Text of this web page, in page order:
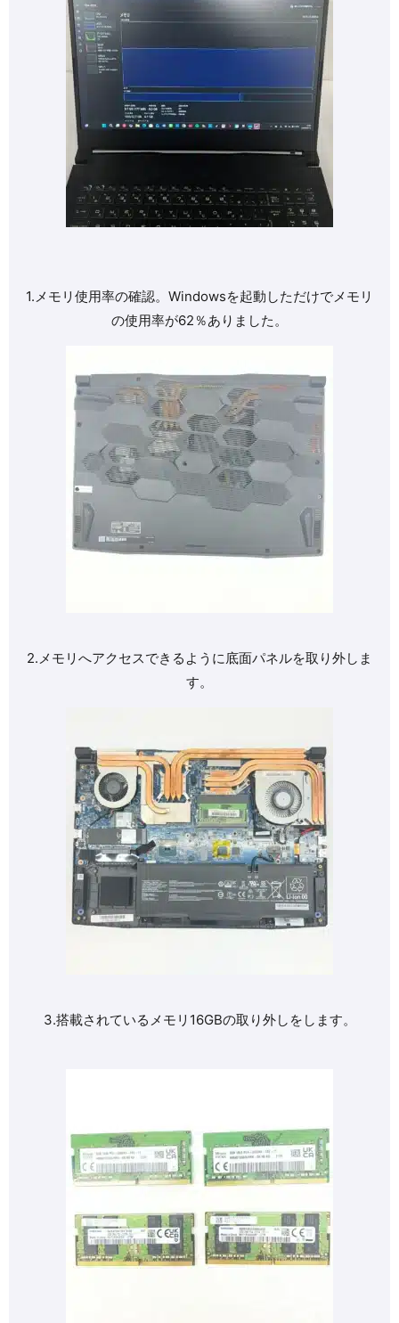
1.メモリ使用率の確認。Windowsを起動しただけでメモリ
の使用率が62％ありました。
2.メモリへアクセスできるように底面パネルを取り外しま
す。
3.搭載されているメモリ16GBの取り外しをします。